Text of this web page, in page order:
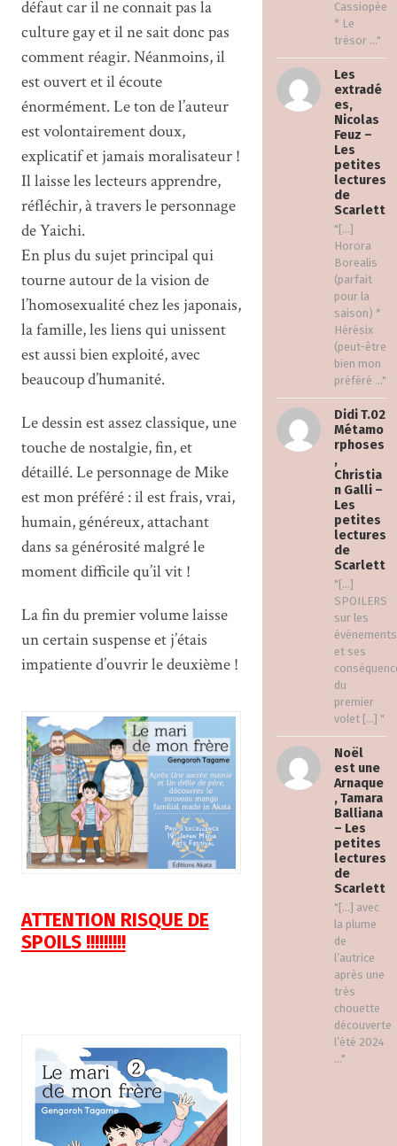
Cassiopée
* Le
trésor ..."
Les
extradé
es,
Nicolas
Feuz –
Les
petites
lectures
de
Scarlett
"[…]
Horora
Borealis
(parfait
pour la
saison) *
Hérésix
(peut-être
bien mon
préféré ..."
Didi T.02
Métamo
rphoses
,
Christia
n Galli –
Les
petites
lectures
de
Scarlett
"[…]
SPOILERS
sur les
événements
et ses
du
premier
volet […] "
Noël
est une
Arnaque
, Tamara
Balliana
– Les
petites
lectures
de
Scarlett
"[…] avec
la plume
de
l’autrice
après une
très
chouette
découverte
l’été 2024
..."
défaut car il ne connait pas la
culture gay et il ne sait donc pas
comment réagir. Néanmoins, il
est ouvert et il écoute
énormément. Le ton de l’auteur
est volontairement doux,
explicatif et jamais moralisateur !
Il laisse les lecteurs apprendre,
réfléchir, à travers le personnage
de Yaichi.
En plus du sujet principal qui
tourne autour de la vision de
l’homosexualité chez les japonais,
la famille, les liens qui unissent
est aussi bien exploité, avec
beaucoup d’humanité.
Le dessin est assez classique, une
touche de nostalgie, fin, et
détaillé. Le personnage de Mike
est mon préféré : il est frais, vrai,
humain, généreux, attachant
dans sa générosité malgré le
moment difficile qu’il vit !
La fin du premier volume laisse
un certain suspense et j’étais
impatiente d’ouvrir le deuxième !
ATTENTION RISQUE DE
SPOILS !!!!!!!!!